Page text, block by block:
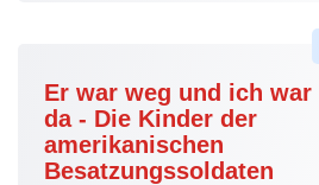
Er war weg und ich war
da - Die Kinder der
amerikanischen
Besatzungssoldaten